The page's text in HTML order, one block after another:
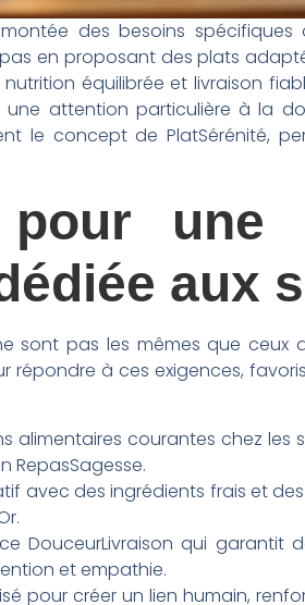
des besoins spécifiques
en proposant des plats
équilibrée et livraison
attention particulière à la
le concept de PlatSérénité,
une
aux
sont pas les mêmes que
répondre à ces exigences,
alimentaires courantes chez les
RepasSagesse.
avec des ingrédients frais et
DouceurLivraison qui garantit
et empathie.
pour créer un lien humain,